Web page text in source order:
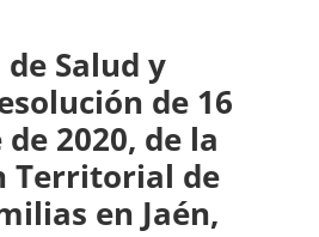
Salud y
de 16
2020, de la
Territorial de
en Jaén,